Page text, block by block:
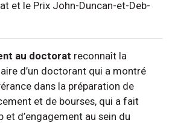
et le Prix John-Duncan-et-Deb-
au doctorat reconnaît la
d’un doctorant qui a montré
dans la préparation de
et de bourses, qui a fait
et d’engagement au sein du